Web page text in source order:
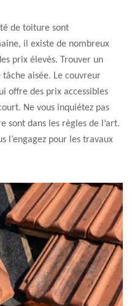
de toiture sont
il existe de nombreux
prix élevés. Trouver un
tâche aisée. Le couvreur
offre des prix accessibles
Ne vous inquiétez pas
sont dans les règles de l’art.
l’engagez pour les travaux